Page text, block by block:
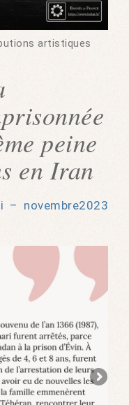
artistiques
peine
en Iran
– novembre2023